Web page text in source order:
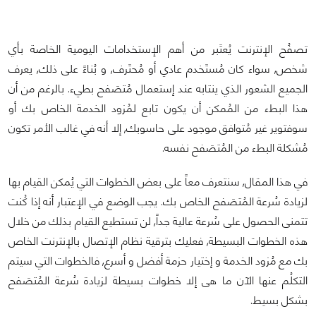
تصفُح الإنترنت يُعتَبر من أهم الإستخدامات اليومية الخاصة بأي
شخص, سواء كان مُستَخدم عادي أو مُحتَرف, و بُناءً على ذلك, يعرف
الجميع الشعور الذي ينتابه عند إستعمال مُتصَفح بطيء. بالرغم من أن
هذا البطء من المُمكن أن يكون تابع لمُزود الخدمة الخاص بك أو
سوفتوير غير مُتوافق موجود على حاسوبك, إلا أنه في غالب الأمر تكون
مُشكلة البطء من المُتصَفح نفسه.
في هذا المقال, سنتعرف معاً على بعض الخطوات التي يُمكن القيام بها
لزيادة سُرعة المُتصَفح الخاص بك. يجب الوضع في الإعتبار أنه إذا كُنت
تتمنى الحصول على سُرعة عالية جداً, لن تستطيع القيام بذلك من خلال
هذه الخطوات البسيطة, فعليك بترقية نظام الإتصال بالإنترنت الخاص
بك مع مُزود الخدمة و إختيار حزمة أفضل و أسرع, فالخطوات التي سيتم
التكلُم عنها الآن ما هى إلا خطوات بسيطة لزيادة سُرعة المُتصَفح
بشكل بسيط.